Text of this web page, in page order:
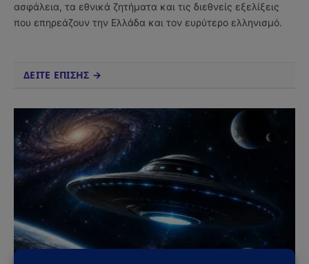
ασφάλεια, τα εθνικά ζητήματα και τις διεθνείς εξελίξεις
που επηρεάζουν την Ελλάδα και τον ευρύτερο ελληνισμό.
ΔΕΙΤΕ ΕΠΙΣΗΣ →